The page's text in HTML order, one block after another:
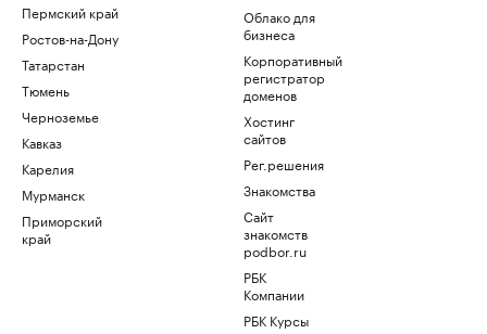
Пермский край
Ростов-на-Дону
Татарстан
Тюмень
Черноземье
Кавказ
Карелия
Мурманск
Приморский
край
Облако для
бизнеса
Корпоративный
регистратор
доменов
Хостинг
сайтов
Рег.решения
Знакомства
Сайт
знакомств
podbor.ru
РБК
Компании
РБК Курсы